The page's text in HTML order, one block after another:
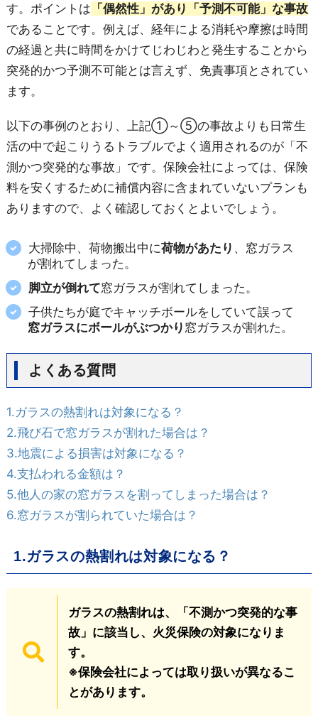
す。ポイントは 「偶然性」があり「予測不可能」な事故
であることです。例えば、経年による消耗や摩擦は時間
の経過と共に時間をかけてじわじわと発生することから
突発的かつ予測不可能とは言えず、免責事項とされてい
ます。
以下の事例のとおり、上記①～⑤の事故よりも日常生
活の中で起こりうるトラブルでよく適用されるのが「不
測かつ突発的な事故」です。保険会社によっては、保険
料を安くするために補償内容に含まれていないプランも
ありますので、よく確認しておくとよいでしょう。
大掃除中、荷物搬出中に荷物があたり 、窓ガラス
が割れてしまった。
脚立が倒れて窓ガラスが割れてしまった。
子供たちが庭でキャッチボールをしていて誤って
窓ガラスにボールがぶつかり 窓ガラスが割れた。
よくある質問
1.ガラスの熱割れは対象になる？
2.飛び石で窓ガラスが割れた場合は？
3.地震による損害は対象になる？
4.支払われる金額は？
5.他人の家の窓ガラスを割ってしまった場合は？
6.窓ガラスが割られていた場合は？
1.ガラスの熱割れは対象になる？
ガラスの熱割れは、「不測かつ突発的な事
故」に該当し、火災保険の対象になりま
す。
※保険会社によっては取り扱いが異なるこ
とがあります。